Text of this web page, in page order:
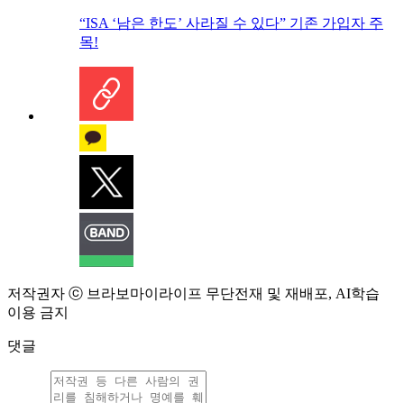
“ISA ‘남은 한도’ 사라질 수 있다” 기존 가입자 주
목!
저작권자 ⓒ 브라보마이라이프 무단전재 및 재배포, AI학습
이용 금지
댓글